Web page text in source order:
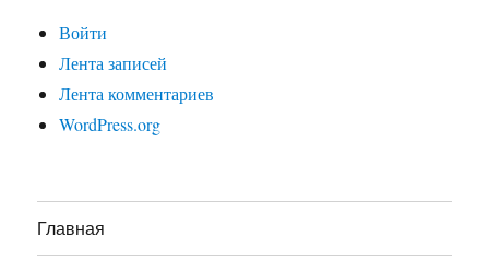
Войти
Лента записей
Лента комментариев
WordPress.org
Главная